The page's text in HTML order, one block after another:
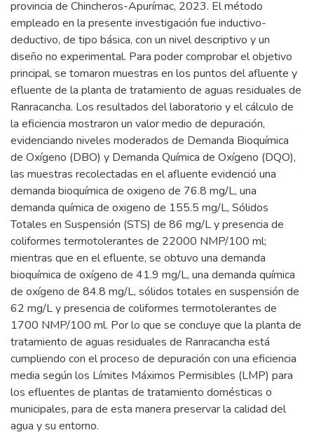
provincia de Chincheros-Apurímac, 2023. El método
empleado en la presente investigación fue inductivo-
deductivo, de tipo básica, con un nivel descriptivo y un
diseño no experimental. Para poder comprobar el objetivo
principal, se tomaron muestras en los puntos del afluente y
efluente de la planta de tratamiento de aguas residuales de
Ranracancha. Los resultados del laboratorio y el cálculo de
la eficiencia mostraron un valor medio de depuración,
evidenciando niveles moderados de Demanda Bioquímica
de Oxígeno (DBO) y Demanda Química de Oxígeno (DQO),
las muestras recolectadas en el afluente evidenció una
demanda bioquímica de oxigeno de 76.8 mg/L, una
demanda química de oxigeno de 155.5 mg/L, Sólidos
Totales en Suspensión (STS) de 86 mg/L y presencia de
coliformes termotolerantes de 22000 NMP/100 ml;
mientras que en el efluente, se obtuvo una demanda
bioquímica de oxígeno de 41.9 mg/L, una demanda química
de oxígeno de 84.8 mg/L, sólidos totales en suspensión de
62 mg/L y presencia de coliformes termotolerantes de
1700 NMP/100 ml. Por lo que se concluye que la planta de
tratamiento de aguas residuales de Ranracancha está
cumpliendo con el proceso de depuración con una eficiencia
media según los Límites Máximos Permisibles (LMP) para
los efluentes de plantas de tratamiento domésticas o
municipales, para de esta manera preservar la calidad del
agua y su entorno.